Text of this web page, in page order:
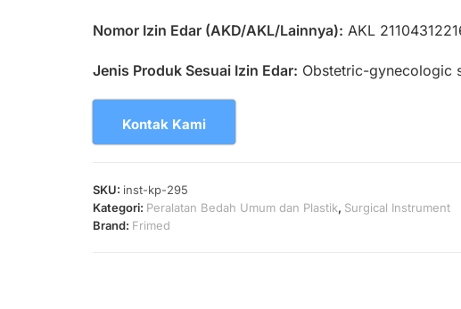
Nomor Izin Edar (AKD/AKL/Lainnya): AKL
Jenis Produk Sesuai Izin Edar: Obstetric-gynecologic
Kontak Kami
SKU: inst-kp-295
Kategori: Peralatan Bedah Umum dan Plastik, Surgical Instrument
Brand: Frimed